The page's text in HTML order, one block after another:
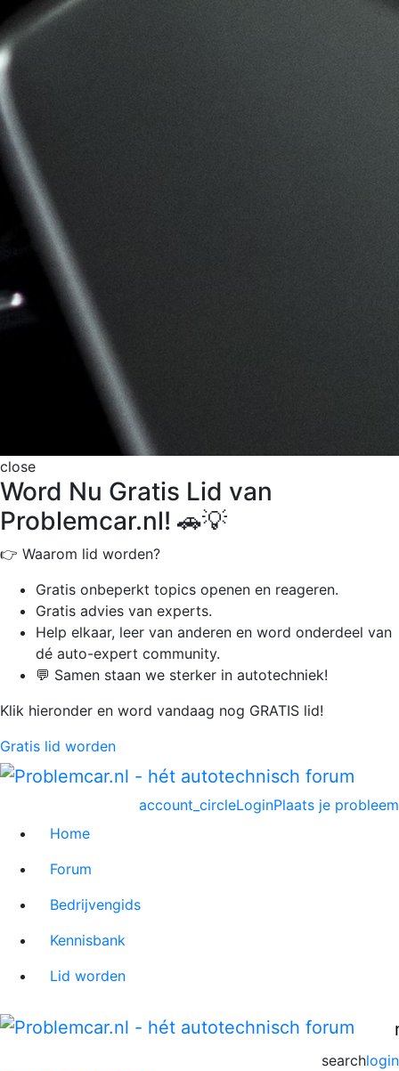
close
Word Nu Gratis Lid van
Problemcar.nl! 🚗💡
👉 Waarom lid worden?
Gratis onbeperkt topics openen en reageren.
Gratis advies van experts.
Help elkaar, leer van anderen en word onderdeel van
dé auto-expert community.
💬 Samen staan we sterker in autotechniek!
Klik hieronder en word vandaag nog GRATIS lid!
Gratis lid worden
Plaats je probleem
account_circleLogin
Home
Forum
Bedrijvengids
Kennisbank
Lid worden
login
search